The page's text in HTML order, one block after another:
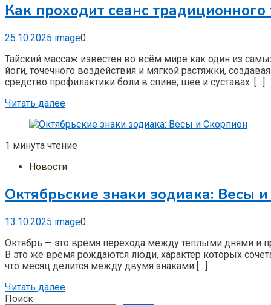
Как проходит сеанс традиционного
25.10.2025 image0
Тайский массаж известен во всём мире как один из
йоги, точечного воздействия и мягкой растяжки,
средство профилактики боли в спине, шее и суставах. […]
Читать далее
1 минута чтение
Новости
Октябрьские знаки зодиака: Весы
13.10.2025 image0
Октябрь — это время перехода между теплыми днями и
В это же время рождаются люди, характер которых
что месяц делится между двумя знаками […]
Читать далее
Поиск